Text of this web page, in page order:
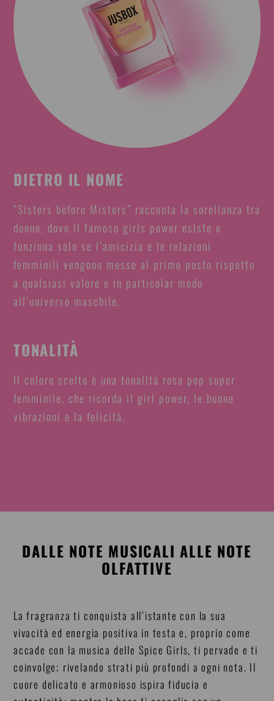
DIETRO IL NOME
“Sisters before Misters” racconta la sorellanza tra
donne, dove il famoso girls power esiste e
funziona solo se l’amicizia e le relazioni
femminili vengono messe al primo posto rispetto
a qualsiasi valore e in particolar modo
all’universo maschile.
TONALITÀ
Il colore scelto è una tonalità rosa pop super
femminile, che ricorda il girl power, le buone
vibrazioni e la felicità.
DALLE NOTE MUSICALI ALLE NOTE
OLFATTIVE
La fragranza ti conquista all’istante con la sua
vivacità ed energia positiva in testa e, proprio come
accade con la musica delle Spice Girls, ti pervade e ti
coinvolge; rivelando strati più profondi a ogni nota. Il
cuore delicato e armonioso ispira fiducia e